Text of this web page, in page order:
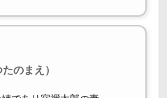
たのまえ）